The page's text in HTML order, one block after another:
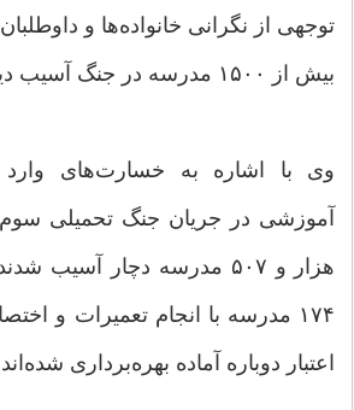
توجهی از نگرانی خانواده‌ها و
بیش از ۱۵۰۰ مدرسه در جنگ آسیب دید
وی با اشاره به خسارت‌های
آموزشی در جریان جنگ تحمیلی
هزار و ۵۰۷ مدرسه دچار آسیب
۱۷۴ مدرسه با انجام تعمیرات و
اعتبار دوباره آماده بهره‌برداری